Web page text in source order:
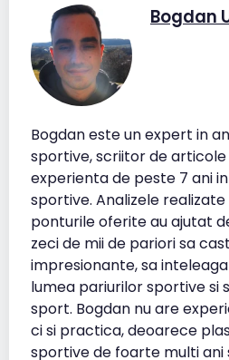
Bogdan
Bogdan este un expert in
sportive, scriitor de articole
experienta de peste 7 ani
sportive. Analizele
ponturile oferite au ajutat
zeci de mii de pariori sa
impresionante, sa
lumea pariurilor sportive si
sport. Bogdan nu are
ci si practica, deoarece
sportive de foarte multi ani